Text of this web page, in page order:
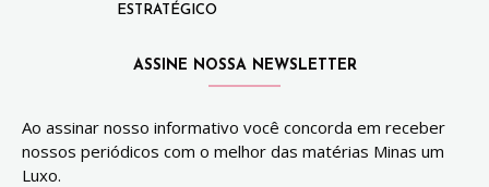
ESTRATÉGICO
ASSINE NOSSA NEWSLETTER
Ao assinar nosso informativo você concorda em receber
nossos periódicos com o melhor das matérias Minas um
Luxo.